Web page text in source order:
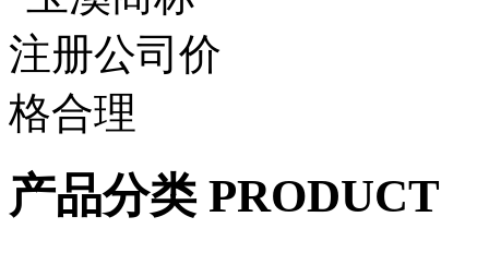
产品分类 PRODUCT